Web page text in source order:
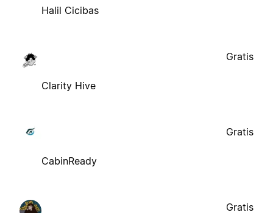
Halil Cicibas
Clarity Hive
Gratis
CabinReady
Gratis
Gratis